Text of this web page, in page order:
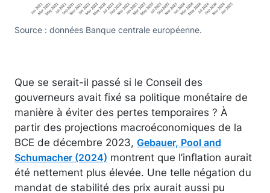
Source : données Banque centrale européenne.
Que se serait-il passé si le Conseil des
gouverneurs avait fixé sa politique monétaire de
manière à éviter des pertes temporaires ? À
partir des projections macroéconomiques de la
BCE de décembre 2023, Gebauer, Pool and
Schumacher (2024) montrent que l’inflation aurait
été nettement plus élevée. Une telle négation du
mandat de stabilité des prix aurait aussi pu